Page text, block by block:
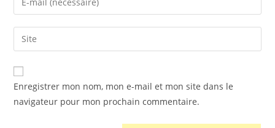
Enregistrer mon nom, mon e-mail et mon site dans le
navigateur pour mon prochain commentaire.